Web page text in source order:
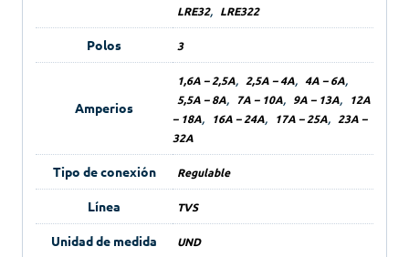
LRE32, LRE322
Polos 3
Amperios
1,6A – 2,5A, 2,5A – 4A, 4A – 6A,
5,5A – 8A, 7A – 10A, 9A – 13A,
12A
– 18A, 16A – 24A, 17A – 25A, 23A –
32A
Tipo de conexión Regulable
Línea TVS
Unidad de medida UND